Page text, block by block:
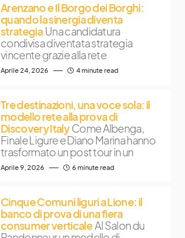
Arenzano e Il Borgo dei Borghi:
quando la sinergia diventa
strategia Una candidatura
condivisa diventata strategia
vincente grazie alla rete
Aprile 24, 2026 4 minute read
Tre destinazioni, una voce sola: il
modello rete alla prova di
Discovery Italy Come Albenga,
Finale Ligure e Diano Marina hanno
trasformato un post tour in un
Aprile 9, 2026 6 minute read
Cinque Comuni liguri a Lione: il
banco di prova di una fiera
consumer verticale Al Salon du